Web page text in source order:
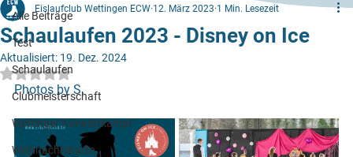
Alle Beiträge
Test
Schaulaufen
Clubmeisterschaft
Wettinger Kürwettkampf
Weihnachtskarte
Schaulaufen 2023 - Disney on Ice
Eislaufclub Wettingen ECW 12. März 2023 1 Min. Lesezeit
Aktualisiert: 19. Dez. 2024
Mit NaN von 5 Sternen bewertet.
Photos by S.